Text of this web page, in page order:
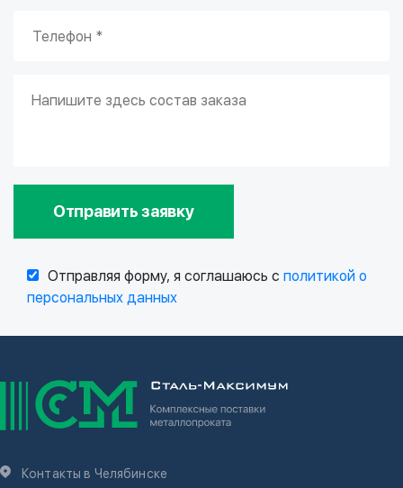
Отправить заявку
Отправляя форму, я соглашаюсь с политикой о
персональных данных
Контакты в Челябинске